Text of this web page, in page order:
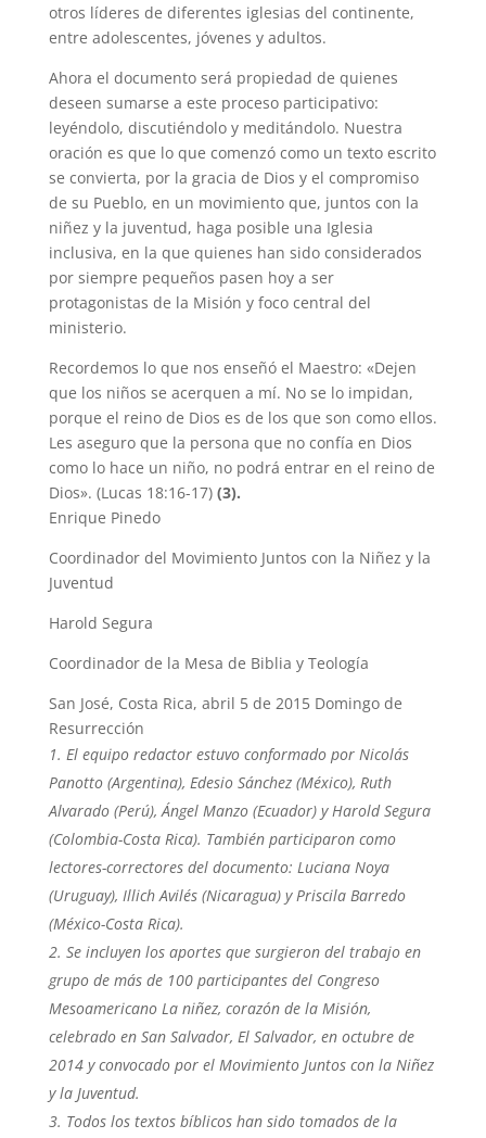
otros líderes de diferentes iglesias del continente,
entre adolescentes, jóvenes y adultos.
Ahora el documento será propiedad de quienes
deseen sumarse a este proceso participativo:
leyéndolo, discutiéndolo y meditándolo. Nuestra
oración es que lo que comenzó como un texto escrito
se convierta, por la gracia de Dios y el compromiso
de su Pueblo, en un movimiento que, juntos con la
niñez y la juventud, haga posible una Iglesia
inclusiva, en la que quienes han sido considerados
por siempre pequeños pasen hoy a ser
protagonistas de la Misión y foco central del
ministerio.
Recordemos lo que nos enseñó el Maestro: «Dejen
que los niños se acerquen a mí. No se lo impidan,
porque el reino de Dios es de los que son como ellos.
Les aseguro que la persona que no confía en Dios
como lo hace un niño, no podrá entrar en el reino de
Dios». (Lucas 18:16-17) (3).
Enrique Pinedo
Coordinador del Movimiento Juntos con la Niñez y la
Juventud
Harold Segura
Coordinador de la Mesa de Biblia y Teología
San José, Costa Rica, abril 5 de 2015 Domingo de
Resurrección
El equipo redactor estuvo conformado por Nicolás
Panotto (Argentina), Edesio Sánchez (México), Ruth
Alvarado (Perú), Ángel Manzo (Ecuador) y Harold Segura
(Colombia-Costa Rica). También participaron como
lectores-correctores del documento: Luciana Noya
(Uruguay), Illich Avilés (Nicaragua) y Priscila Barredo
(México-Costa Rica).
Se incluyen los aportes que surgieron del trabajo en
grupo de más de 100 participantes del Congreso
Mesoamericano La niñez, corazón de la Misión,
celebrado en San Salvador, El Salvador, en octubre de
2014 y convocado por el Movimiento Juntos con la Niñez
y la Juventud.
Todos los textos bíblicos han sido tomados de la